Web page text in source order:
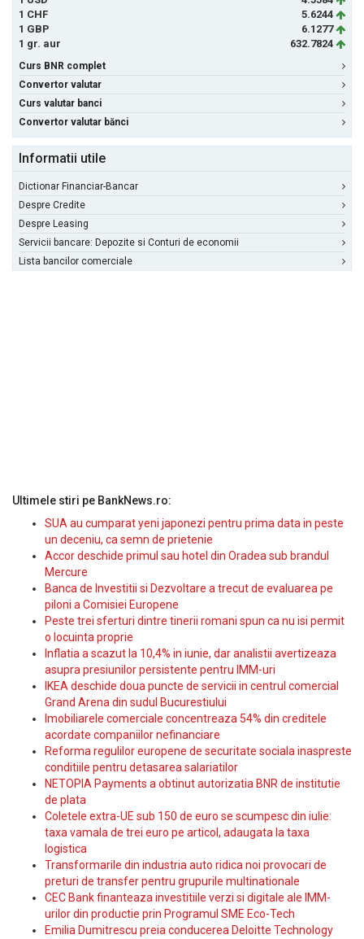
1 CHF
5.6244
1 GBP
6.1277
1 gr. aur
632.7824
Curs BNR complet
Convertor valutar
Curs valutar banci
Convertor valutar bănci
Informatii utile
Dictionar Financiar-Bancar
Despre Credite
Despre Leasing
Servicii bancare: Depozite si Conturi de economii
Lista bancilor comerciale
Ultimele stiri pe BankNews.ro:
SUA au cumparat yeni japonezi pentru prima data in peste
un deceniu, ca semn de prietenie
Accor deschide primul sau hotel din Oradea sub brandul
Mercure
Banca de Investitii si Dezvoltare a trecut de evaluarea pe
piloni a Comisiei Europene
Peste trei sferturi dintre tinerii romani spun ca nu isi permit
o locuinta proprie
Inflatia a scazut la 10,4% in iunie, dar analistii avertizeaza
asupra presiunilor persistente pentru IMM-uri
IKEA deschide doua puncte de servicii in centrul comercial
Grand Arena din sudul Bucurestiului
Imobiliarele comerciale concentreaza 54% din creditele
acordate companiilor nefinanciare
Reforma regulilor europene de securitate sociala inaspreste
conditiile pentru detasarea salariatilor
NETOPIA Payments a obtinut autorizatia BNR de institutie
de plata
Coletele extra-UE sub 150 de euro se scumpesc din iulie:
taxa vamala de trei euro pe articol, adaugata la taxa
logistica
Transformarile din industria auto ridica noi provocari de
preturi de transfer pentru grupurile multinationale
CEC Bank finanteaza investitiile verzi si digitale ale IMM-
urilor din productie prin Programul SME Eco-Tech
Emilia Dumitrescu preia conducerea Deloitte Technology